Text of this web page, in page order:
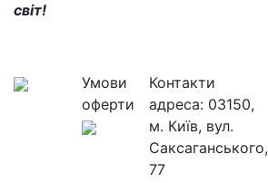
світ!
Умови
оферти
Контакти
адреса: 03150,
м. Київ, вул.
Саксаганського,
77